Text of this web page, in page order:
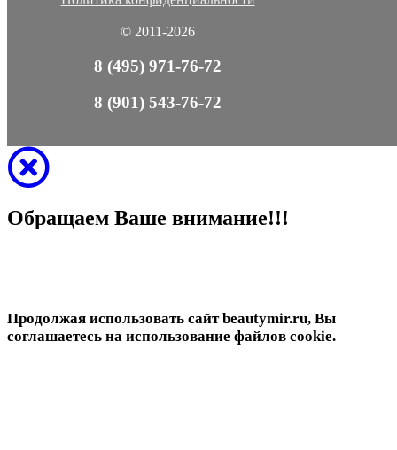
© 2011-2026
8 (495) 971-76-72
8 (901) 543-76-72
Обращаем Ваше внимание!!!
Продолжая использовать сайт beautymir.ru, Вы
соглашаетесь на использование файлов cookie.